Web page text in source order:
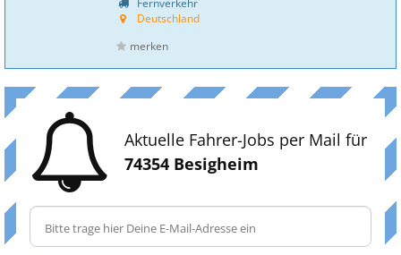
Deutschland
merken
Aktuelle Fahrer-Jobs per Mail für
74354 Besigheim